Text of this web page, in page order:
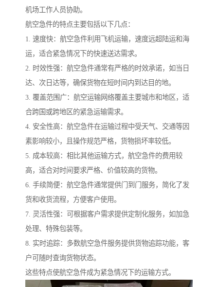
机场工作人员协助。
航空急件的特点主要包括以下几点：
1. 速度快：航空急件利用飞机运输，速度远超陆运和海
运，适合紧急情况下的快速送达需求。
2. 时效性强：航空急件通常有严格的时效承诺，如当日
达、次日达等，确保货物在短时间内到达目的地。
3. 覆盖范围广：航空运输网络覆盖主要城市和地区，适
合跨国或跨地区的紧急运输需求。
4. 安全性高：航空急件在运输过程中受天气、交通等因
素影响较小，且操作规范严格，货物损坏率较低。
5. 成本较高：相比其他运输方式，航空急件的费用较
高，适合对时间要求严格、价值较高的货物。
6. 手续简便：航空急件通常提供门到门服务，简化了发
货和收货流程，方便客户使用。
7. 灵活性强：可根据客户需求提供定制化服务，如加急
处理、特殊包装等。
8. 实时追踪：多数航空急件服务提供货物追踪功能，客
户可随时查询货物状态。
这些特点使航空急件成为紧急情况下的运输方式。